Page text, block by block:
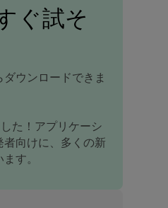
ぐ試そ
ウンロードできま
た！アプリケーシ
向けに、多くの新
す。